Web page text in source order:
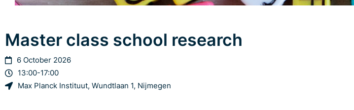
Master class school research
6 October 2026
13:00-17:00
Max Planck Instituut, Wundtlaan 1, Nijmegen